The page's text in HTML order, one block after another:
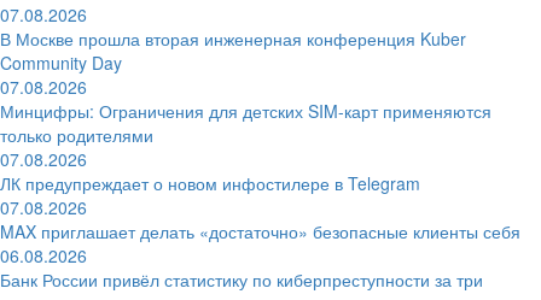
07.08.2026
В Москве прошла вторая инженерная конференция Kuber
Community Day
07.08.2026
Минцифры: Ограничения для детских SIM-карт применяются
только родителями
07.08.2026
ЛК предупреждает о новом инфостилере в Telegram
07.08.2026
MAX приглашает делать «достаточно» безопасные клиенты себя
06.08.2026
Банк России привёл статистику по киберпреступности за три